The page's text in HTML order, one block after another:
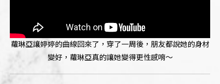
蘿琳亞讓婷婷的曲線回來了，穿了一周後，朋友都說她的身材
變好，蘿琳亞真的讓她變得更性感唷～